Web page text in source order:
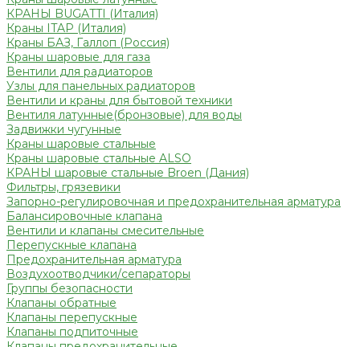
КРАНЫ BUGATTI (Италия)
Краны ITAP (Италия)
Краны БАЗ, Галлоп (Россия)
Краны шаровые для газа
Вентили для радиаторов
Узлы для панельных радиаторов
Вентили и краны для бытовой техники
Вентиля латунные(бронзовые) для воды
Задвижки чугунные
Краны шаровые стальные
Краны шаровые стальные ALSO
КРАНЫ шаровые стальные Broen (Дания)
Фильтры, грязевики
Запорно-регулировочная и предохранительная арматура
Балансировочные клапана
Вентили и клапаны смесительные
Перепускные клапана
Предохранительная арматура
Воздухоотводчики/сепараторы
Группы безопасности
Клапаны обратные
Клапаны перепускные
Клапаны подпиточные